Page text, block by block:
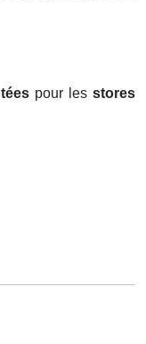
pour lesstores